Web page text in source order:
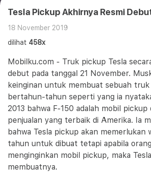
Tesla Pickup Akhirnya Resmi
18 November 2019
dilihat 458x
Mobilku.com - Truk pickup Tesla
debut pada tanggal 21 November.
keinginan untuk membuat sebuah truk
bertahun-tahun seperti yang ia
2013 bahwa F-150 adalah mobil pickup
penjualan yang terbaik di Amerika. Ia
bahwa Tesla pickup akan
tahun untuk dibuat tetapi apabila
menginginkan mobil pickup, maka
membuatnya.